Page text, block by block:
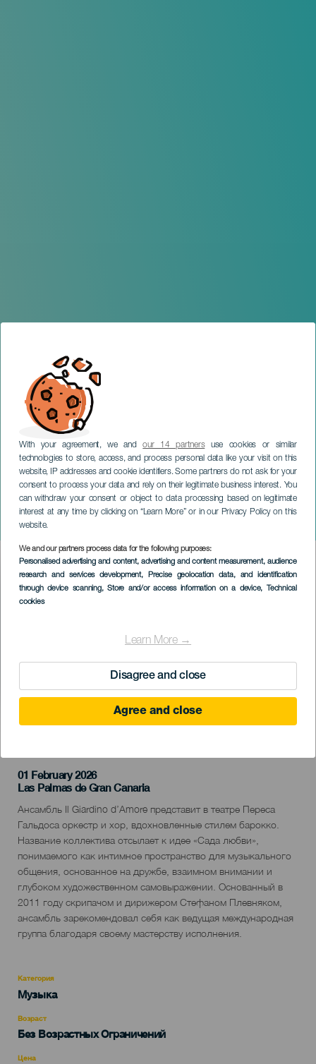
With your agreement, we andour 14 partnersuse cookies or similar
technologies to store, access, and process personal data like your visit on this
website, IP addresses and cookie identifiers. Some partners do not ask for your
consent to process your data and rely on their legitimate business interest. You
can withdraw your consent or object to data processing based on legitimate
interest at any time by clicking on “Learn More” or in our Privacy Policy on this
website.
We and our partners process data for the following purposes:
Personalised advertising and content, advertising and content measurement, audience
research and services development, Precise geolocation data, and identification
through device scanning, Store and/or access information on a device, Technical
cookies
Learn More →
Disagree and close
Agree and close
Концерт "Сад любви"
ГРАН-КАНАРИЯ
Imagen
Listado
01 February 2026
Localidad
Las Palmas de Gran Canaria
Descripción
del
evento
Ансамбль Il Giardino d’Amore представит в театре Переса
Гальдоса оркестр и хор, вдохновленные стилем барокко.
Название коллектива отсылает к идее «Сада любви»,
понимаемого как интимное пространство для музыкального
общения, основанное на дружбе, взаимном внимании и
глубоком художественном самовыражении. Основанный в
2011 году скрипачом и дирижером Стефаном Плевняком,
ансамбль зарекомендовал себя как ведущая международная
группа благодаря своему мастерству исполнения.
Категория
Categoría
del
evento
Музыка
Возраст
Edad
Recomendada
Без Возрастных Ограничений
Цена